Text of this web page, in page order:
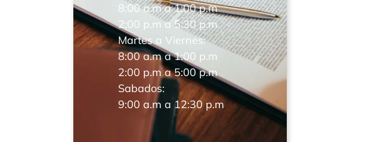
8:00 a.m a 1:00 p.m
2:00 p.m a 5:30 p.m
Martes a Viernes:
8:00 a.m a 1:00 p.m
2:00 p.m a 5:00 p.m
Sabados:
9:00 a.m a 12:30 p.m